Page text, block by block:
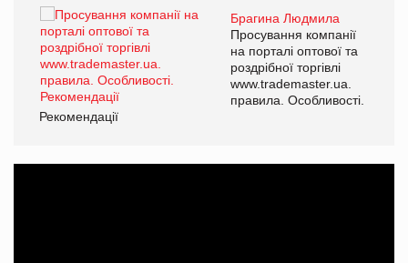
Брагина Людмила
Просування компанії
на порталі оптової та
роздрібної торгівлі
www.trademaster.ua.
правила. Особливості.
Рекомендації